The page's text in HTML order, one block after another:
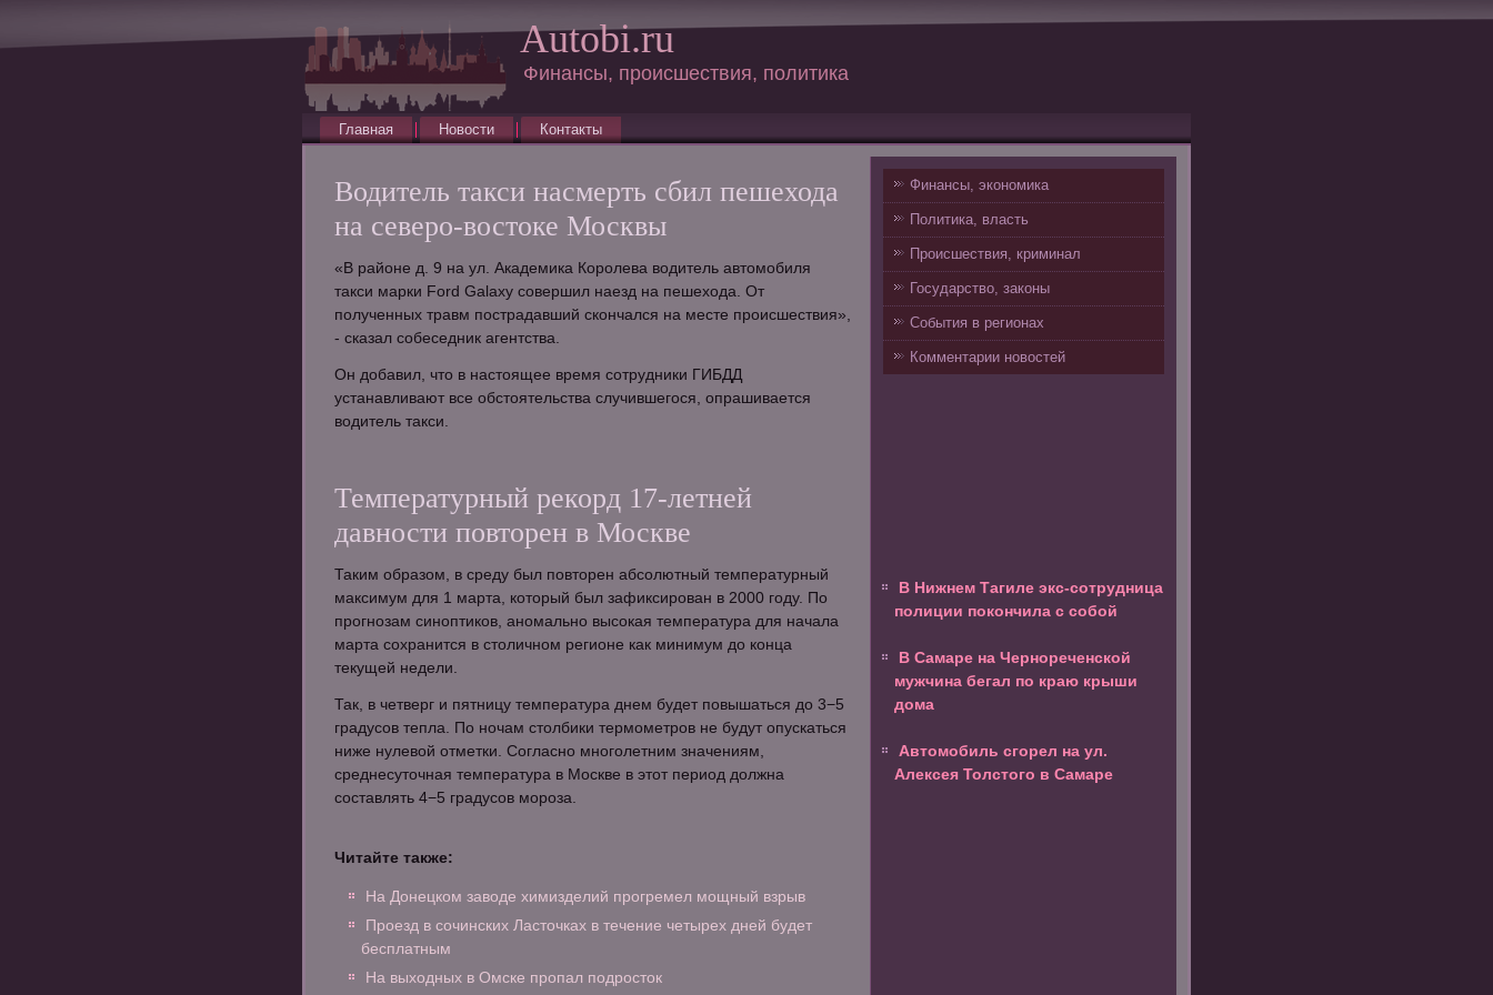
Autobi.ru
Финансы, происшествия, политика
Главная Новости Контакты
Водитель такси насмерть сбил пешехода
на северо-востоке Москвы
«В районе д. 9 на ул. Академика Королева водитель автомобиля
такси марки Ford Galaxy совершил наезд на пешехода. От
полученных травм пострадавший скончался на месте происшествия»,
- сказал собеседник агентства.
Он добавил, что в настоящее время сотрудники ГИБДД
устанавливают все обстоятельства случившегося, опрашивается
водитель такси.
Температурный рекорд 17-летней
давности повторен в Москве
Таким образом, в среду был повторен абсолютный температурный
максимум для 1 марта, который был зафиксирован в 2000 году. По
прогнозам синоптиков, аномально высокая температура для начала
марта сохранится в столичном регионе как минимум до конца
текущей недели.
Так, в четверг и пятницу температура днем будет повышаться до 3−5
градусов тепла. По ночам столбики термометров не будут опускаться
ниже нулевой отметки. Согласно многолетним значениям,
среднесуточная температура в Москве в этот период должна
составлять 4−5 градусов мороза.
Читайте также:
На Донецком заводе химизделий прогремел мощный взрыв
Проезд в сочинских Ласточках в течение четырех дней будет
бесплатным
На выходных в Омске пропал подросток
Финансы, экономика
Политика, власть
Происшествия, криминал
Государство, законы
События в регионах
Комментарии новостей
В Нижнем Тагиле экс-сотрудница
полиции покончила с собой
В Самаре на Чернореченской
мужчина бегал по краю крыши
дома
Автомобиль сгорел на ул.
Алексея Толстого в Самаре